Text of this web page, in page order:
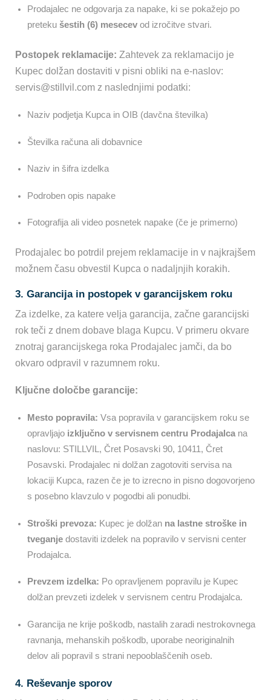
Prodajalec ne odgovarja za napake, ki se pokažejo po
preteku šestih (6) mesecev od izročitve stvari.
Postopek reklamacije: Zahtevek za reklamacijo je
Kupec dolžan dostaviti v pisni obliki na e-naslov:
servis@stillvil.com z naslednjimi podatki:
Naziv podjetja Kupca in OIB (davčna številka)
Številka računa ali dobavnice
Naziv in šifra izdelka
Podroben opis napake
Fotografija ali video posnetek napake (če je primerno)
Prodajalec bo potrdil prejem reklamacije in v najkrajšem
možnem času obvestil Kupca o nadaljnjih korakih.
3. Garancija in postopek v garancijskem roku
Za izdelke, za katere velja garancija, začne garancijski
rok teči z dnem dobave blaga Kupcu. V primeru okvare
znotraj garancijskega roka Prodajalec jamči, da bo
okvaro odpravil v razumnem roku.
Ključne določbe garancije:
Mesto popravila: Vsa popravila v garancijskem roku se
opravljajo izključno v servisnem centru Prodajalca na
naslovu: STILLVIL, Čret Posavski 90, 10411, Čret
Posavski. Prodajalec ni dolžan zagotoviti servisa na
lokaciji Kupca, razen če je to izrecno in pisno dogovorjeno
s posebno klavzulo v pogodbi ali ponudbi.
Stroški prevoza: Kupec je dolžan na lastne stroške in
tveganje dostaviti izdelek na popravilo v servisni center
Prodajalca.
Prevzem izdelka: Po opravljenem popravilu je Kupec
dolžan prevzeti izdelek v servisnem centru Prodajalca.
Garancija ne krije poškodb, nastalih zaradi nestrokovnega
ravnanja, mehanskih poškodb, uporabe neoriginalnih
delov ali popravil s strani nepooblaščenih oseb.
4. Reševanje sporov